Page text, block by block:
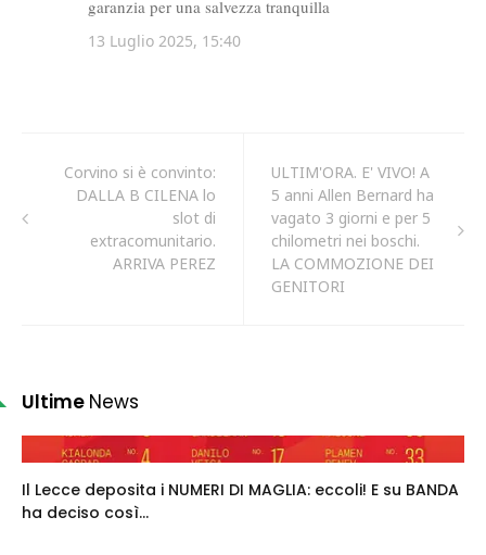
Corvino si è convinto:
DALLA B CILENA lo
slot di
extracomunitario.
ARRIVA PEREZ
ULTIM'ORA. E' VIVO! A
5 anni Allen Bernard ha
vagato 3 giorni e per 5
chilometri nei boschi.
LA COMMOZIONE DEI
GENITORI
Ultime News
Il Lecce deposita i NUMERI DI MAGLIA: eccoli! E su BANDA
ha deciso così...